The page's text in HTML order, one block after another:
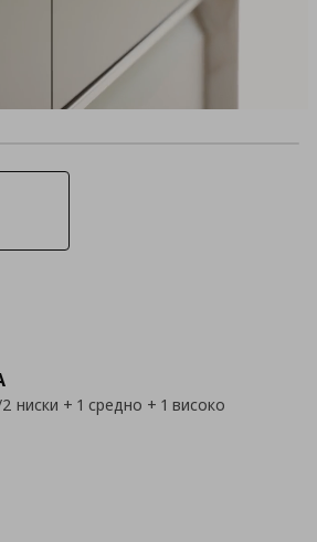
ниски + 1 средно + 1 високо